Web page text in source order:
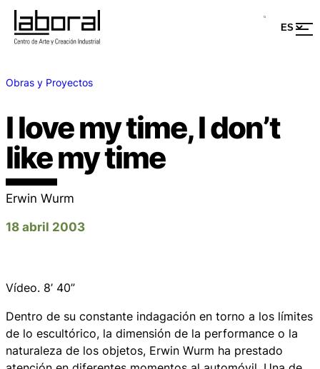
Obras y Proyectos
I love my time, I don’t
like my time
Erwin Wurm
18 abril 2003
Vídeo. 8’ 40”
Dentro de su constante indagación en torno a los límites
de lo escultórico, la dimensión de la performance o la
naturaleza de los objetos, Erwin Wurm ha prestado